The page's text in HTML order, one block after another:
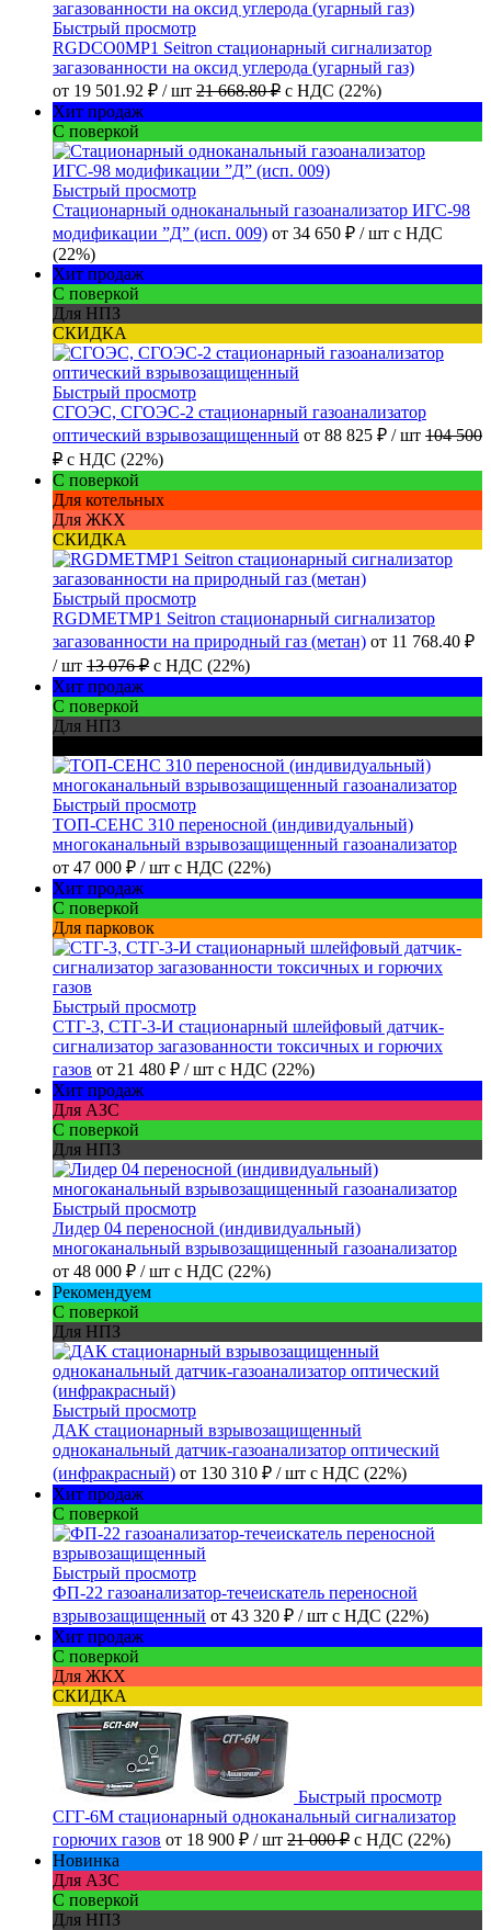
Быстрый просмотр
RGDCO0MP1 Seitron стационарный сигнализатор
загазованности на оксид углерода (угарный газ)
от 19 501.92 ₽ / шт 21 668.80 ₽ с НДС (22%)
Хит продаж
С поверкой
Быстрый просмотр
Стационарный одноканальный газоанализатор ИГС-98
модификации ”Д” (исп. 009) от 34 650 ₽ / шт с НДС
(22%)
Хит продаж
С поверкой
Для НПЗ
СКИДКА
Быстрый просмотр
СГОЭС, СГОЭС-2 стационарный газоанализатор
оптический взрывозащищенный от 88 825 ₽ / шт 104 500
₽ с НДС (22%)
С поверкой
Для котельных
Для ЖКХ
СКИДКА
Быстрый просмотр
RGDMETMP1 Seitron стационарный сигнализатор
загазованности на природный газ (метан) от 11 768.40 ₽
/ шт 13 076 ₽ с НДС (22%)
Хит продаж
С поверкой
Для НПЗ
Быстрый просмотр
ТОП-СЕНС 310 переносной (индивидуальный)
многоканальный взрывозащищенный газоанализатор
от 47 000 ₽ / шт с НДС (22%)
Хит продаж
С поверкой
Для парковок
Быстрый просмотр
СТГ-3, СТГ-3-И стационарный шлейфовый датчик-
сигнализатор загазованности токсичных и горючих
газов от 21 480 ₽ / шт с НДС (22%)
Хит продаж
Для АЗС
С поверкой
Для НПЗ
Быстрый просмотр
Лидер 04 переносной (индивидуальный)
многоканальный взрывозащищенный газоанализатор
от 48 000 ₽ / шт с НДС (22%)
Рекомендуем
С поверкой
Для НПЗ
Быстрый просмотр
ДАК стационарный взрывозащищенный
одноканальный датчик-газоанализатор оптический
(инфракрасный) от 130 310 ₽ / шт с НДС (22%)
Хит продаж
С поверкой
Быстрый просмотр
ФП-22 газоанализатор-течеискатель переносной
взрывозащищенный от 43 320 ₽ / шт с НДС (22%)
Хит продаж
С поверкой
Для ЖКХ
СКИДКА
Быстрый просмотр
СГГ-6М стационарный одноканальный сигнализатор
горючих газов от 18 900 ₽ / шт 21 000 ₽ с НДС (22%)
Новинка
Для АЗС
С поверкой
Для НПЗ